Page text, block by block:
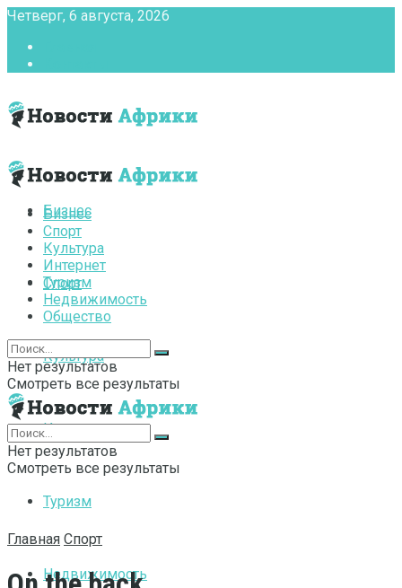
Четверг, 6 августа, 2026
Бизнес
Спорт
Культура
Интернет
Туризм
Недвижимость
Бизнес
Спорт
Культура
Интернет
Туризм
Недвижимость
Общество
Нет результатов
Смотреть все результаты
Нет результатов
Смотреть все результаты
Главная Спорт